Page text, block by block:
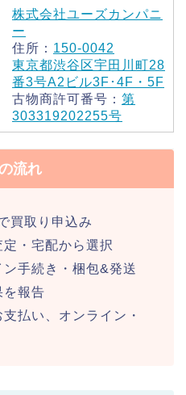
株式会社ユーズカンパニ
ー
住所： 150-0042
東京都渋谷区宇田川町28
番3号A2ビル3F･4F・5F
古物商許可番号： 第
303319202255号
流れ
買取り申込み
・宅配から選択
手続き・梱包&発送
を報告
払い、オンライン・